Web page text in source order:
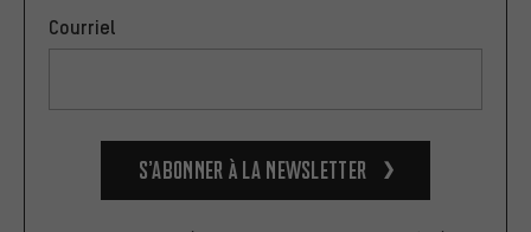
Courriel
S’abonner à la newsletter